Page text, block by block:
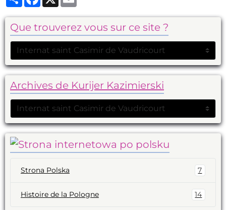
Que trouverez vous sur ce site ?
Archives de Kurijer Kazimierski
Strona Polska 7
Histoire de la Pologne 14